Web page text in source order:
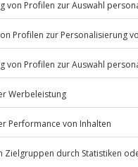
verfügbar
Listenansicht